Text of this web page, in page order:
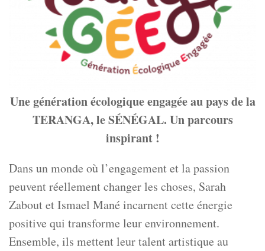
Une génération écologique engagée au pays de la
TERANGA, le SÉNÉGAL. Un parcours
inspirant !
Dans un monde où l’engagement et la passion
peuvent réellement changer les choses, Sarah
Zabout et Ismael Mané incarnent cette énergie
positive qui transforme leur environnement.
Ensemble, ils mettent leur talent artistique au